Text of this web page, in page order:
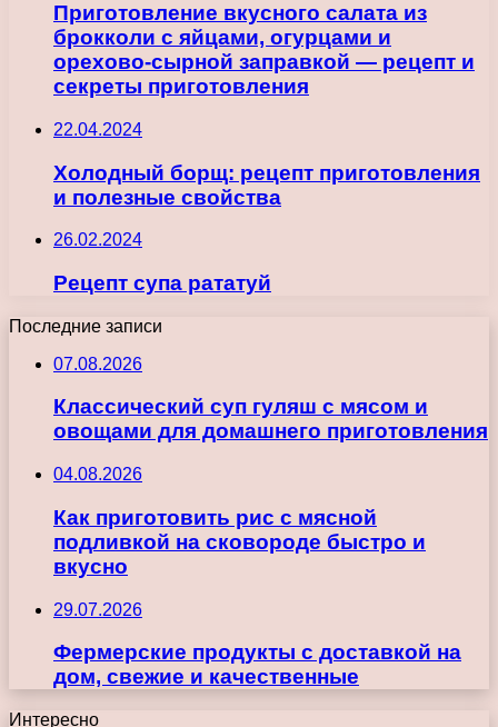
Приготовление вкусного салата из
брокколи с яйцами, огурцами и
орехово-сырной заправкой — рецепт и
секреты приготовления
22.04.2024
Холодный борщ: рецепт приготовления
и полезные свойства
26.02.2024
Рецепт супа рататуй
Последние записи
07.08.2026
Классический суп гуляш с мясом и
овощами для домашнего приготовления
04.08.2026
Как приготовить рис с мясной
подливкой на сковороде быстро и
вкусно
29.07.2026
Фермерские продукты с доставкой на
дом, свежие и качественные
Интересно